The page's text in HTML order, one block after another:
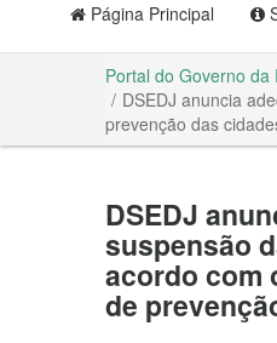
Página Principal
Portal do Governo da
DSEDJ anuncia
prevenção das
DSEDJ
suspensão
acordo com
de